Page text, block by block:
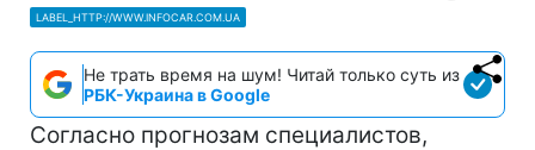
LABEL_HTTP://WWW.INFOCAR.COM.UA
Не трать время на шум! Читай только суть из
РБК-Украина в Google
Согласно прогнозам специалистов,